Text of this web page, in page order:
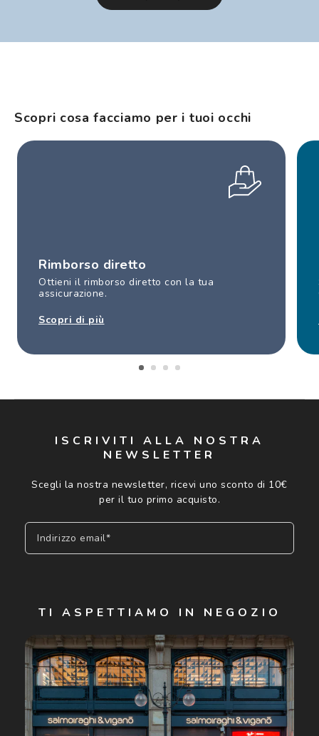
Scopri cosa facciamo per i tuoi occhi
Rimborso diretto
Ottieni il rimborso diretto con la tua
assicurazione.
Scopri di più
ISCRIVITI ALLA NOSTRA
NEWSLETTER
Scegli la nostra newsletter, ricevi uno sconto di 10€
per il tuo primo acquisto.
Indirizzo email*
Cliccando su "Iscriviti", confermo di avere più di 16 anni e
acconsento all'utilizzo dei miei Dati Personali da parte di
Luxottica Group S.p.A. per l'invio di offerte speciali, novità
ed altre comunicazioni di carattere pubblicitario (consultare
Informativa sulla privacyper ulteriori informazioni).
TI ASPETTIAMO IN NEGOZIO